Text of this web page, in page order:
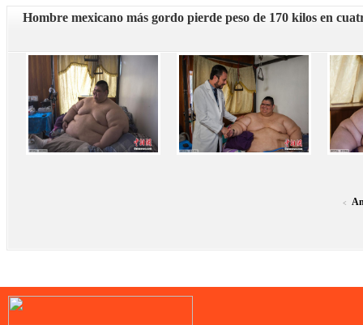
Hombre mexicano más gordo pierde peso de 170 kilos en
<